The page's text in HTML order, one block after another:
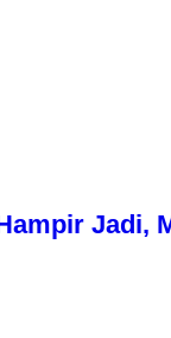
Jadi,